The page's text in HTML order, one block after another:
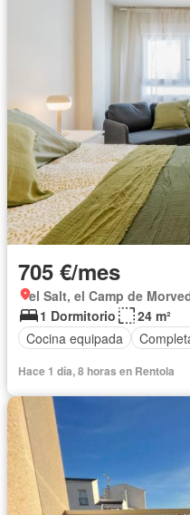
705 €/mes
el Salt, el Camp de
1 Dormitorio
24 m²
Cocina equipada
Hace 1 día, 8 horas en Rentola